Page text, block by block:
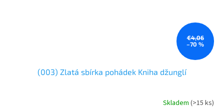
€4,06
–70 %
(003) Zlatá sbírka pohádek Kniha džunglí
Skladem (>15 ks)